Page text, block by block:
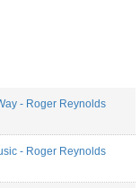
- Roger Reynolds
- Roger Reynolds